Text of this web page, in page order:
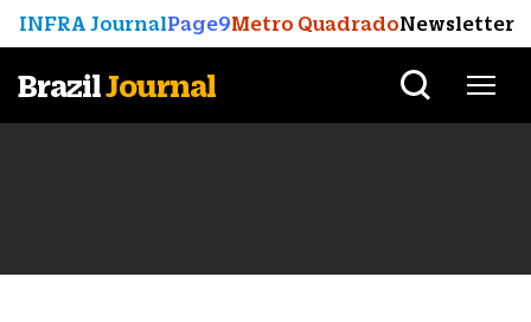
INFRA JournalPage9Metro QuadradoNewsletter
BrazilJournal